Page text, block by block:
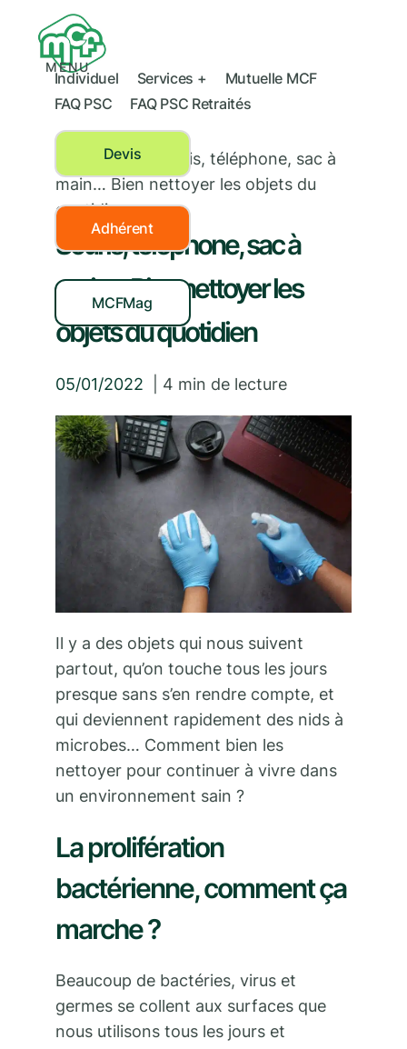
MENU
Individuel Services +
Mutuelle MCF
FAQ PSC
FAQ PSC Retraités
Devis
Adhérent
MCFMag
Prévention
Souris, téléphone, sac à
main… Bien nettoyer les objets du
quotidien
Souris, téléphone, sac à
main… Bien nettoyer les
objets du quotidien
05/01/2022 4 min de lecture
Il y a des objets qui nous suivent
partout, qu’on touche tous les jours
presque sans s’en rendre compte, et
qui deviennent rapidement des nids à
microbes… Comment bien les
nettoyer pour continuer à vivre dans
un environnement sain ?
La prolifération
bactérienne, comment ça
marche ?
Beaucoup de bactéries, virus et
germes se collent aux surfaces que
nous utilisons tous les jours et